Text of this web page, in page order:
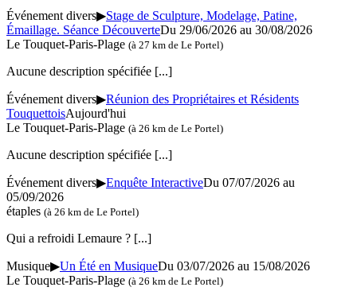
Événement divers▶Stage de Sculpture, Modelage, Patine,
Émaillage. Séance DécouverteDu 29/06/2026 au 30/08/2026
Le Touquet-Paris-Plage (à 27 km de Le Portel)
Aucune description spécifiée [...]
Événement divers▶Réunion des Propriétaires et Résidents
TouquettoisAujourd'hui
Le Touquet-Paris-Plage (à 26 km de Le Portel)
Aucune description spécifiée [...]
Événement divers▶Enquête InteractiveDu 07/07/2026 au
05/09/2026
étaples (à 26 km de Le Portel)
Qui a refroidi Lemaure ? [...]
Musique▶Un Été en MusiqueDu 03/07/2026 au 15/08/2026
Le Touquet-Paris-Plage (à 26 km de Le Portel)